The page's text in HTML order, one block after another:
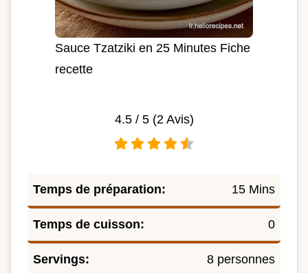
Sauce Tzatziki en 25 Minutes Fiche
recette
4.5/ 5 (2 Avis)
Temps de préparation: 15 Mins
Temps de cuisson: 0
Servings: 8 personnes